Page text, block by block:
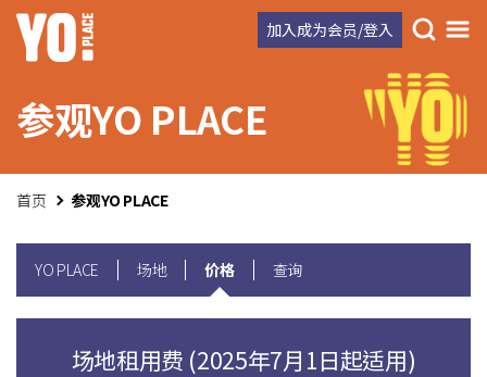
加入成为会员/登入
参观YO PLACE
首页 参观YO PLACE
YO PLACE 场地 价格 查询
场地租用费 (2025年7月1日起适用)